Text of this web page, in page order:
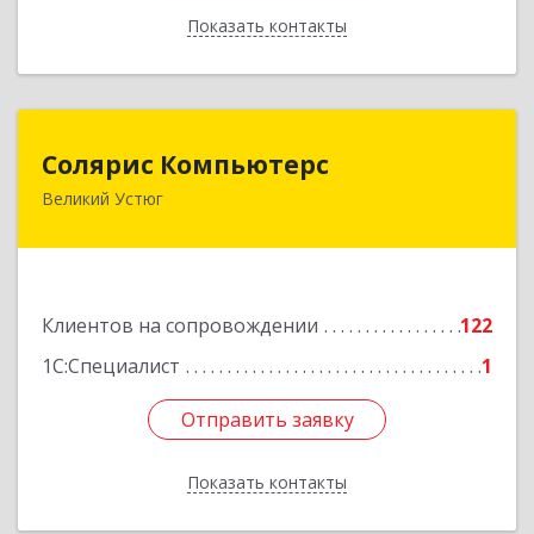
Показать контакты
Назад
Солярис Компьютерс
Великий Устюг
Клиентов на сопровождении
122
1С:Специалист
1
Отправить заявку
Показать контакты
162390, Вологодская обл, Великий Устюг г,
Отправить заявку
Назад